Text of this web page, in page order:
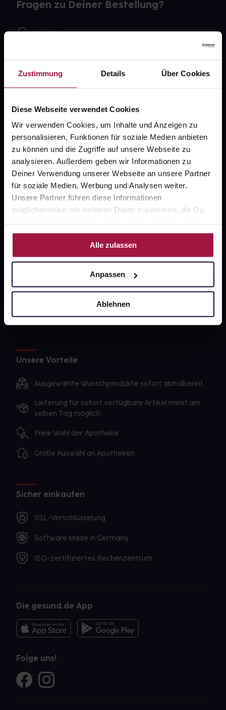
Zustimmung Details Über Cookies
Diese Webseite verwendet Cookies
Wir verwenden Cookies, um Inhalte und Anzeigen zu
personalisieren, Funktionen für soziale Medien anbieten
zu können und die Zugriffe auf unsere Webseite zu
analysieren. Außerdem geben wir Informationen zu
Deiner Verwendung unserer Webseite an unsere Partner
für soziale Medien, Werbung und Analysen weiter.
Unsere Partner führen diese Informationen
möglicherweise mit weiteren Daten zusammen, die Du
Nutzung der Dienste gesammelt haben.
Alle zulassen
Anpassen
Ablehnen
Fragen zu Deiner Bestellung?
Kontakt
gesund.de
Über uns
Karriere
Newsletter
Barrierefreiheitserklärung
PAYBACK
Sanitätshäuser
Impressum
Unsere Vorteile
Ausgewählte Wunschprodukte sofort abholbereit
Lieferung für sofort verfügbare Artikel meist am
selben Tag möglich
Freie Wahl der Apotheke
Große Auswahl an Apotheken
Sicher einkaufen
SSL-Verschlüsselung
Software Made in Germany
ISO-zertifiziertes Rechenzentrum
Die gesund.de App
Folge uns!